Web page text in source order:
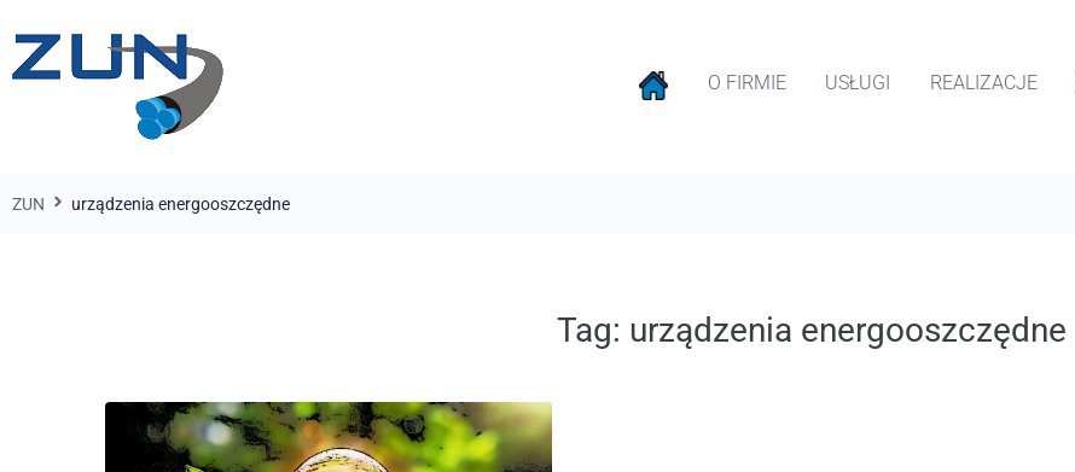
O FIRMIE USŁUGI REALIZACJE
ZUN urządzenia energooszczędne
Tag: urządzenia energooszczędne